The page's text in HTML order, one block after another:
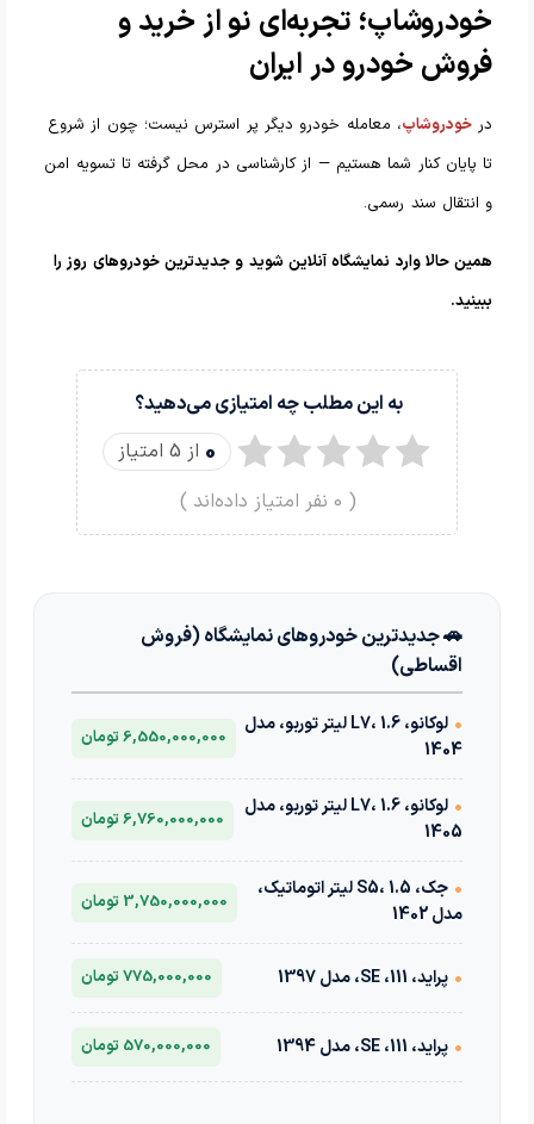
خودروشاپ؛ تجربه‌ای نو از خرید و
فروش خودرو در ایران
درخودروشاپ، معامله خودرو دیگر پر استرس نیست؛ چون از شروع
تا پایان کنار شما هستیم — از کارشناسی در محل گرفته تا تسویه امن
و انتقال سند رسمی.
همین حالا وارد نمایشگاه آنلاین شوید و جدیدترین خودروهای روز را
ببینید.
به این مطلب چه امتیازی می‌دهید؟
0 از 5 امتیاز
(
0 نفر امتیاز داده‌اند )
🚗 جدیدترین خودروهای نمایشگاه (فروش
اقساطی)
•
لوکانو، L7، 1.6 لیتر توربو، مدل
1404
6,550,000,000 تومان
•
لوکانو، L7، 1.6 لیتر توربو، مدل
1405
6,760,000,000 تومان
•
جک، S5، 1.5 لیتر اتوماتیک،
مدل 1402
3,750,000,000 تومان
• پراید، 111، SE، مدل 1397 775,000,000 تومان
• پراید، 111، SE، مدل 1394 570,000,000 تومان